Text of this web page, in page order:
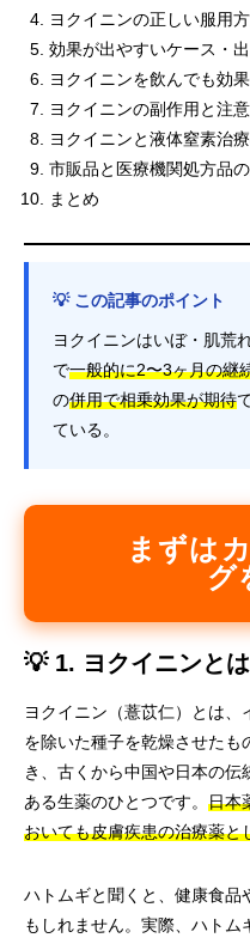
ヨクイニンの正しい服用
効果が出やすいケース・
ヨクイニンを飲んでも効
ヨクイニンの副作用と注
ヨクイニンと液体窒素治
市販品と医療機関処方品
まとめ
💡 この記事のポイント
ヨクイニンはいぼ・肌荒
で一般的に2〜3ヶ月の継
の併用で相乗効果が期待
ている。
まずは
グ
💡 1. ヨクイニンと
ヨクイニン（薏苡仁）とは
を除いた種子を乾燥させた
き、古くから中国や日本の伝
ある生薬のひとつです。 日本
おいても皮膚疾患の治療薬と
ハトムギと聞くと、健康食品
もしれません。実際、ハト